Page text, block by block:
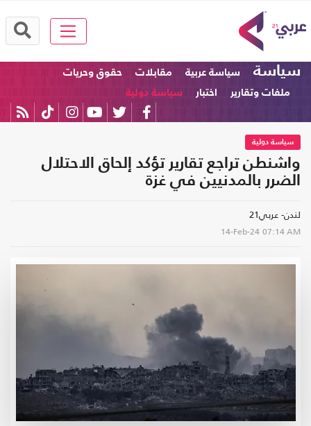
سياسة سياسة عربية مقابلات
حقوق وحريات
ملفات وتقارير
اختبار سياسة دولية
سياسة دولية
واشنطن تراجع تقارير تؤكد إلحاق الاحتلال
الضرر بالمدنيين في غزة
لندن- عربي21
14-Feb-24 07:14 AM